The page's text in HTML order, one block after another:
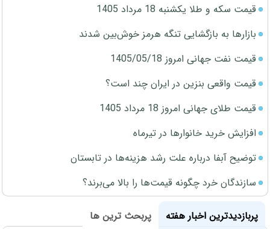
قیمت سکه و طلا یکشنبه 18 مرداد 1405
بازارها به بازگشایی تنگه هرمز خوش‌بین شدند
قیمت نفت جهانی امروز 1405/05/18
قیمت واقعی بنزین در ایران چند است؟
قیمت طلای جهانی امروز 18 مرداد 1405
افزایش خرید خانوارها در تیرماه
توضیح آبفا درباره علت رشد هزینه‌ها در تابستان
سازندگان خرد چگونه قیمت‌ها را بالا می‌برند؟
پربازدیدترین اخبار هفته
پربحث ترین ها